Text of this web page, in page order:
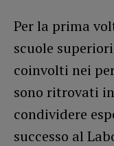
Per la prima
scuole
coinvolti nei
sono ritrovati
condividere
successo al